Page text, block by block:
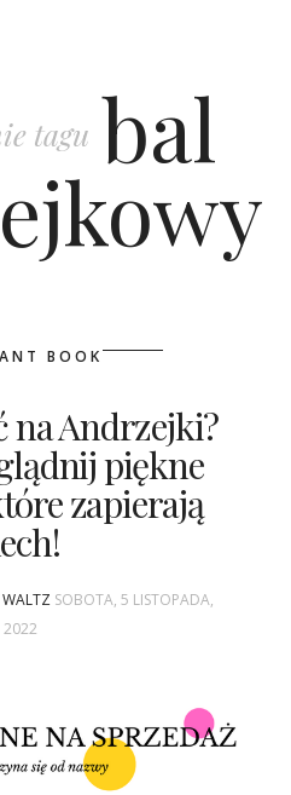
tagu bal
BOOK
na Andrzejki?
piękne
zapierają
WALTZ SOBOTA, 5 LISTOPADA,
2022